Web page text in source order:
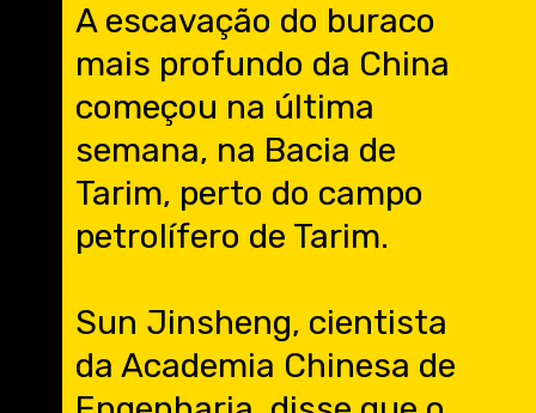
A escavação do buraco
mais profundo da China
começou na última
semana, na Bacia de
Tarim, perto do campo
petrolífero de Tarim.
Sun Jinsheng, cientista
da Academia Chinesa de